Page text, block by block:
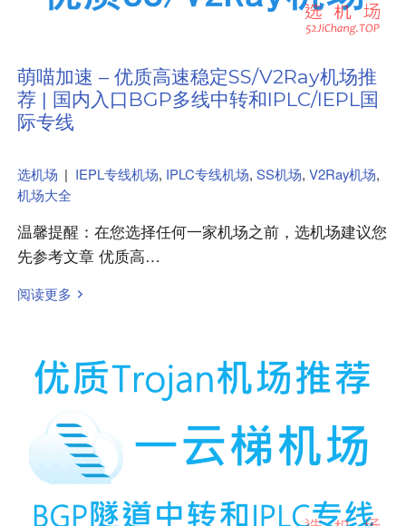
萌喵加速 – 优质高速稳定SS/V2Ray机场推
荐 | 国内入口BGP多线中转和IPLC/IEPL国
际专线
选机场 | IEPL专线机场, IPLC专线机场, SS机场, V2Ray机场,
机场大全
温馨提醒：在您选择任何一家机场之前，选机场建议您
先参考文章 优质高…
阅读更多